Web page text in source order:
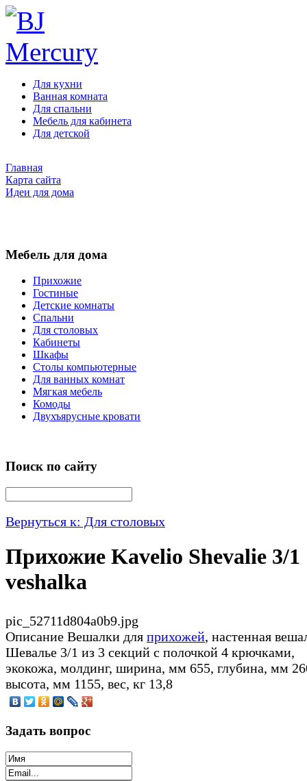
Для кухни
Ванная комната
Для спальни
Мебель для кабинета
Для детской
Главная
Карта сайта
Идеи для дома
Мебель для дома
Прихожие
Гостиные
Детские комнаты
Спальни
Для столовых
Кабинеты
Шкафы
Столы компьютерные
Для ванных комнат
Мягкая мебель
Комоды
Двухъярусные кровати
Поиск по сайту
Вернуться к: Для столовых
Прихожие Kavelio Shevalie 3/1
veshalka
pic_52711d804a0b9.jpg
Описание Вешалки для прихожей, настенная
Шевалье 3/1 из 3 секций с полочкой 4 крючками,
экокожа, молдинг, ширина, мм 655, глубина, мм
высота, мм 1155, вес, кг 13,8
Задать вопрос